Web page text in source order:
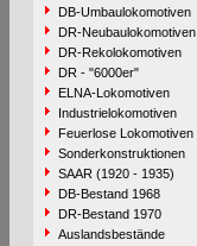
DB-Umbaulokomotiven
DR-Neubaulokomotiven
DR-Rekolokomotiven
DR - "6000er"
ELNA-Lokomotiven
Industrielokomotiven
Feuerlose Lokomotiven
Sonderkonstruktionen
SAAR (1920 - 1935)
DB-Bestand 1968
DR-Bestand 1970
Auslandsbestände